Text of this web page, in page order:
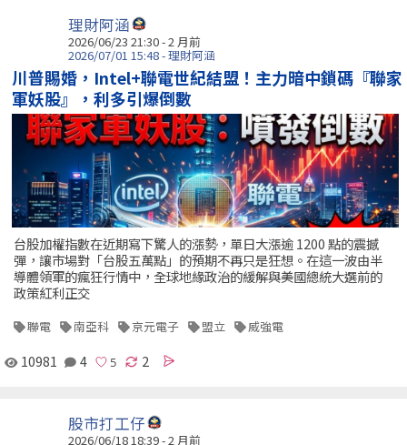
理財阿涵
2026/06/23 21:30 - 2 月前
2026/07/01 15:48 - 理財阿涵
川普賜婚，Intel+聯電世紀結盟！主力暗中鎖碼『聯家
軍妖股』，利多引爆倒數
台股加權指數在近期寫下驚人的漲勢，單日大漲逾 1200 點的震撼
彈，讓市場對「台股五萬點」的預期不再只是狂想。在這一波由半
導體領軍的瘋狂行情中，全球地緣政治的緩解與美國總統大選前的
政策紅利正交
聯電 南亞科 京元電子 盟立 威強電
10981 4 2
股市打工仔
2026/06/18 18:39 - 2 月前